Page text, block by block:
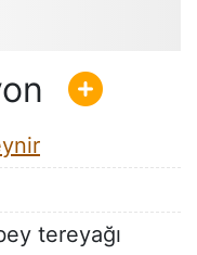
tereyağı